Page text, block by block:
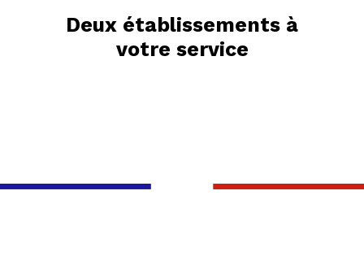
Deux établissements à
votre service